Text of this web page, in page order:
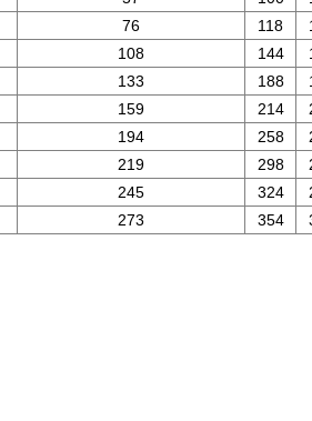
76 118
108 144
133 188
159 214
194 258
219 298
245 324
273 354